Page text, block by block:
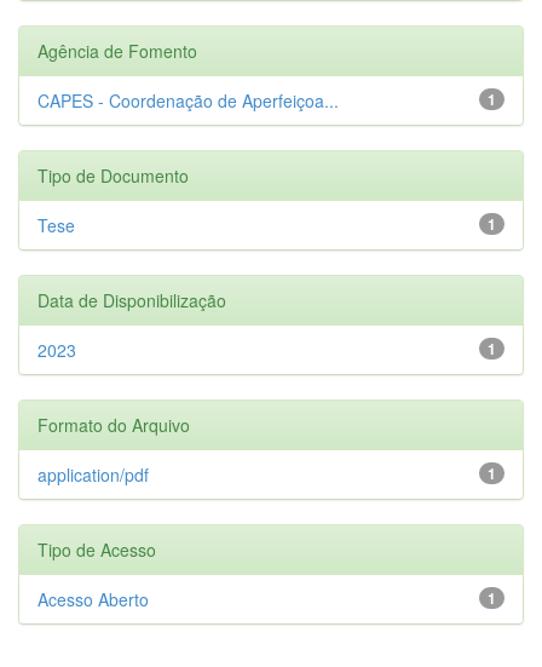
Agência de Fomento
1
CAPES - Coordenação de Aperfeiçoa...
Tipo de Documento
1
Tese
Data de Disponibilização
1
2023
Formato do Arquivo
1
application/pdf
Tipo de Acesso
1
Acesso Aberto